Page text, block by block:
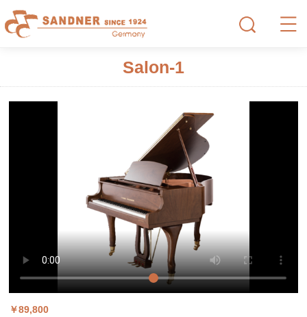
Salon-1
￥89,800